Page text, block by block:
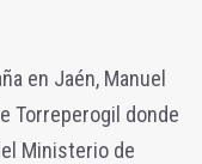
en Jaén, Manuel
Torreperogil donde
Ministerio de